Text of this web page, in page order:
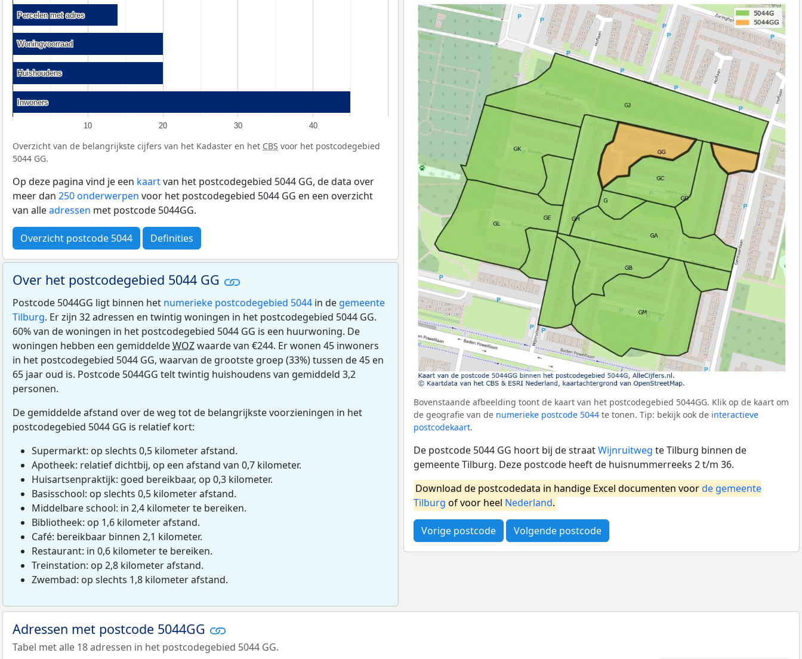
10 20 30 40
Percelen met adres
Percelen met adres
Woningvoorraad
Woningvoorraad
Huishoudens
Huishoudens
Inwoners
Inwoners
Overzicht van de belangrijkste cijfers van het Kadaster en het CBS voor het postcodegebied
5044 GG.
Op deze pagina vind je een kaartvan het postcodegebied 5044 GG, de data over
meer dan 250 onderwerpen voor het postcodegebied 5044 GG en een overzicht
van alleadressen met postcode 5044GG.
Overzicht postcode 5044 Definities
Over het postcodegebied 5044 GG
Postcode 5044GG ligt binnen het numerieke postcodegebied 5044 in de gemeente
Tilburg. Er zijn 32 adressen en twintig woningen in het postcodegebied 5044 GG.
60% van de woningen in het postcodegebied 5044 GG is een huurwoning. De
woningen hebben een gemiddeldeWOZwaarde van €244. Er wonen 45 inwoners
in het postcodegebied 5044 GG, waarvan de grootste groep (33%) tussen de 45 en
65 jaar oud is. Postcode 5044GG telt twintig huishoudens van gemiddeld 3,2
personen.
De gemiddelde afstand over de weg tot de belangrijkste voorzieningen in het
postcodegebied 5044 GG is relatief kort:
Supermarkt: op slechts 0,5 kilometer afstand.
Apotheek: relatief dichtbij, op een afstand van 0,7 kilometer.
Huisartsenpraktijk: goed bereikbaar, op 0,3 kilometer.
Basisschool: op slechts 0,5 kilometer afstand.
Middelbare school: in 2,4 kilometer te bereiken.
Bibliotheek: op 1,6 kilometer afstand.
Café: bereikbaar binnen 2,1 kilometer.
Restaurant: in 0,6 kilometer te bereiken.
Treinstation: op 2,8 kilometer afstand.
Zwembad: op slechts 1,8 kilometer afstand.
Bovenstaande afbeelding toont de kaart van het postcodegebied 5044GG. Klik op de kaart om
de geografie van de numerieke postcode 5044 te tonen. Tip: bekijk ook de interactieve
postcodekaart.
De postcode 5044 GG hoort bij de straatWijnruitweg te Tilburg binnen de
gemeente Tilburg. Deze postcode heeft de huisnummerreeks 2 t/m 36.
Download de postcodedata in handige Excel documenten voorde gemeente
Tilburg of voor heel Nederland.
Vorige postcode Volgende postcode
Adressen met postcode 5044GG
Tabel met alle 18 adressen in het postcodegebied 5044 GG.